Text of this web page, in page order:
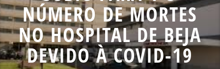
NÚMERO DE MORTES
NO HOSPITAL DE BEJA
DEVIDO À COVID-19